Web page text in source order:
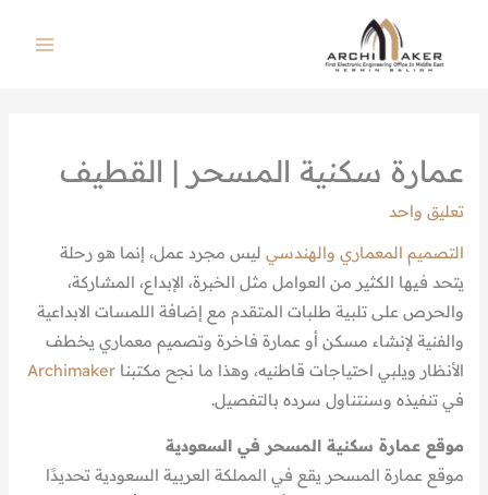
المحتوى
عمارة سكنية المسحر | القطيف
تعليق واحد
التصميم المعماري والهندسي ليس مجرد عمل، إنما هو رحلة
يتحد فيها الكثير من العوامل مثل الخبرة، الإبداع، المشاركة،
والحرص على تلبية طلبات المتقدم مع إضافة اللمسات الابداعية
والفنية لإنشاء مسكن أو عمارة فاخرة وتصميم معماري يخطف
الأنظار ويلبي احتياجات قاطنيه، وهذا ما نجح مكتبناArchimaker
في تنفيذه وسنتناول سرده بالتفصيل.
موقع عمارة سكنية المسحر في السعودية
موقع عمارة المسحر يقع في المملكة العربية السعودية تحديدًا